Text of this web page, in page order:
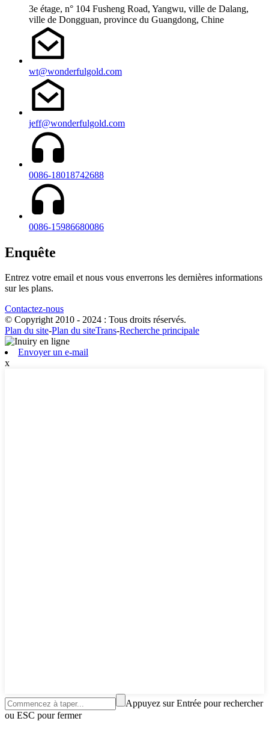
3e étage, n° 104 Fusheng Road, Yangwu, ville de Dalang,
ville de Dongguan, province du Guangdong, Chine
wt@wonderfulgold.com
jeff@wonderfulgold.com
0086-18018742688
0086-15986680086
Enquête
Entrez votre email et nous vous enverrons les dernières informations
sur les plans.
Contactez-nous
© Copyright 2010 - 2024 : Tous droits réservés.
Plan du site-Plan du siteTrans-Recherche principale
Envoyer un e-mail
x
Appuyez sur Entrée pour rechercher
ou ESC pour fermer